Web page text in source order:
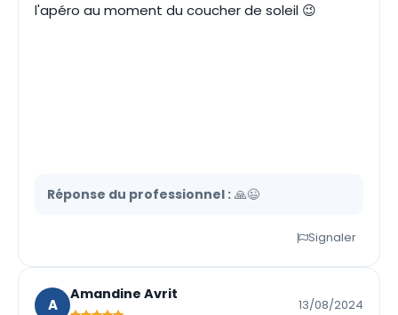
l'apéro au moment du coucher de soleil 😉
Réponse du professionnel : 🙏😉
Signaler
A
Amandine Avrit
13/08/2024